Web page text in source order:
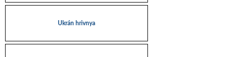
Ukrán hrivnya